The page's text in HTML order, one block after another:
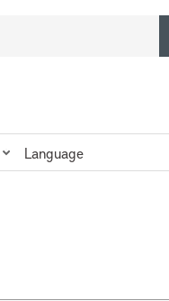
Language